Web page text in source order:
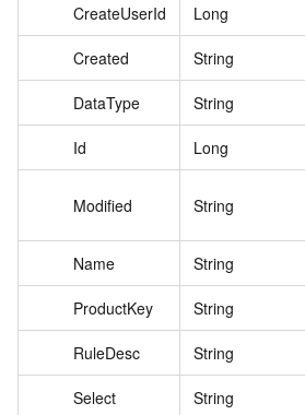
CreateUserId Long
Created String
DataType String
Id Long
Modified String
Name String
ProductKey String
RuleDesc String
Select String